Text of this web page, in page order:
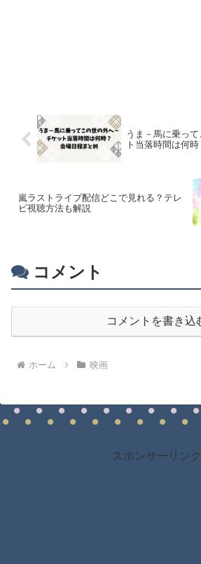
うま－馬に乗っ
ト当落時間は何
嵐ラストライブ配信どこで見れる？テレ
ビ視聴方法も解説
コメント
コメントを書き込
ホーム 映画
スポンサーリンク